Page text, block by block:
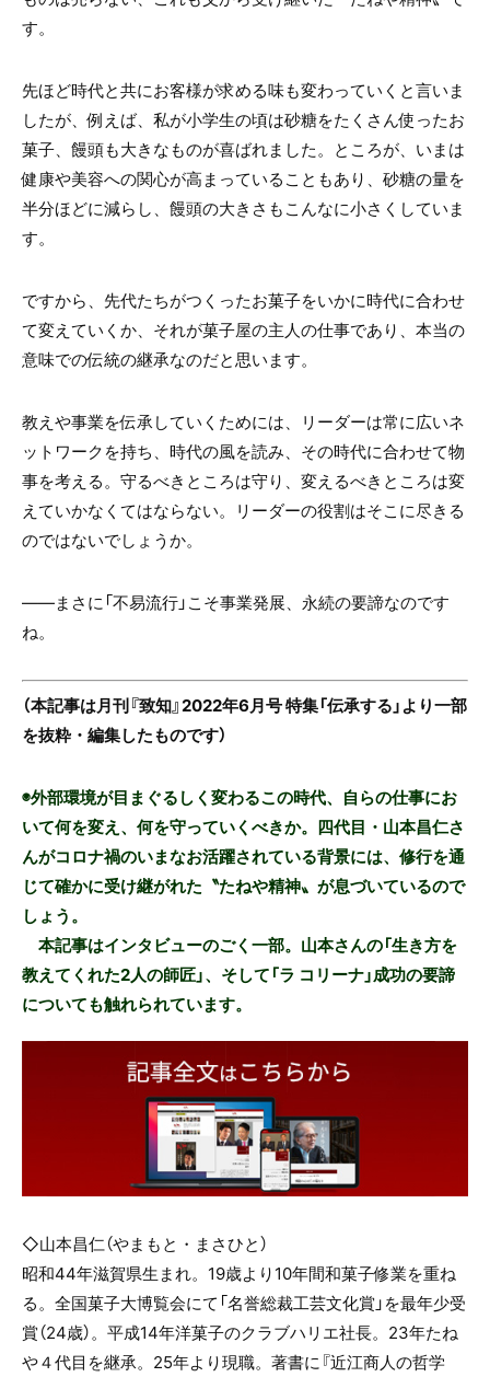
す。
先ほど時代と共にお客様が求める味も変わっていくと言いま
したが、例えば、私が小学生の頃は砂糖をたくさん使ったお
菓子、饅頭も大きなものが喜ばれました。ところが、いまは
健康や美容への関心が高まっていることもあり、砂糖の量を
半分ほどに減らし、饅頭の大きさもこんなに小さくしていま
す。
ですから、先代たちがつくったお菓子をいかに時代に合わせ
て変えていくか、それが菓子屋の主人の仕事であり、本当の
意味での伝統の継承なのだと思います。
教えや事業を伝承していくためには、リーダーは常に広いネ
ットワークを持ち、時代の風を読み、その時代に合わせて物
事を考える。守るべきところは守り、変えるべきところは変
えていかなくてはならない。リーダーの役割はそこに尽きる
のではないでしょうか。
——まさに「不易流行」こそ事業発展、永続の要諦なのです
ね。
（本記事は月刊『致知』2022年6月号 特集「伝承する」より一部
を抜粋・編集したものです）
◉外部環境が目まぐるしく変わるこの時代、自らの仕事にお
いて何を変え、何を守っていくべきか。四代目・山本昌仁さ
んがコロナ禍のいまなお活躍されている背景には、修行を通
じて確かに受け継がれた〝たねや精神〟が息づいているので
しょう。
本記事はインタビューのごく一部。山本さんの「生き方を
教えてくれた2人の師匠」、そして「ラ コリーナ」成功の要諦
についても触れられています。
◇山本昌仁（やまもと・まさひと）
昭和44年滋賀県生まれ。19歳より10年間和菓子修業を重ね
る。全国菓子大博覧会にて「名誉総裁工芸文化賞」を最年少受
賞（24歳）。平成14年洋菓子のクラブハリエ社長。23年たね
や４代目を継承。25年より現職。著書に『近江商人の哲学